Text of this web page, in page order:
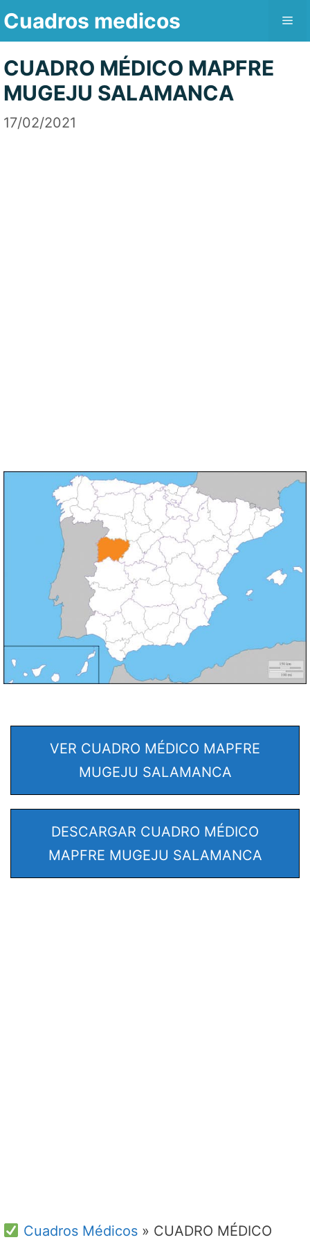
Saltar
contenido
Cuadros medicos
CUADRO MÉDICO MAPFRE
MUGEJU SALAMANCA
17/02/2021
VER CUADRO MÉDICO MAPFRE
MUGEJU SALAMANCA
DESCARGAR CUADRO MÉDICO
MAPFRE MUGEJU SALAMANCA
Cuadros Médicos» CUADRO MÉDICO